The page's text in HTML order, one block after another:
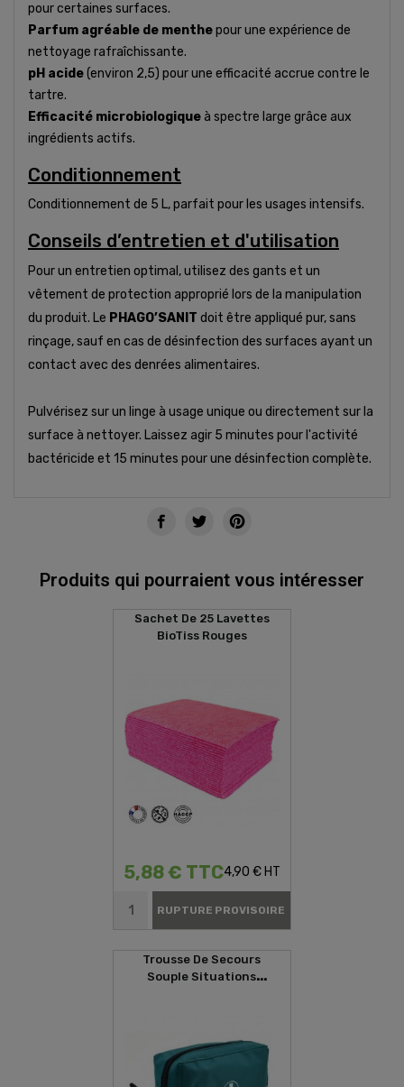
pour certaines surfaces.
Parfum agréable de menthepour une expérience de
nettoyage rafraîchissante.
pH acide(environ 2,5) pour une efficacité accrue contre le
tartre.
Efficacité microbiologiqueà spectre large grâce aux
ingrédients actifs.
Conditionnement
Conditionnement de 5 L, parfait pour les usages intensifs.
Conseils d’entretien et d'utilisation
Pour un entretien optimal, utilisez des gants et un
vêtement de protection approprié lors de la manipulation
du produit. Le PHAGO’SANIT doit être appliqué pur, sans
rinçage, sauf en cas de désinfection des surfaces ayant un
contact avec des denrées alimentaires.
Pulvérisez sur un linge à usage unique ou directement sur la
surface à nettoyer. Laissez agir 5 minutes pour l'activité
bactéricide et 15 minutes pour une désinfection complète.
Produits qui pourraient vous intéresser
Sachet De 25 Lavettes
BioTiss Rouges
5,88 € TTC4,90 € HT
RUPTURE PROVISOIRE
Trousse De Secours
Souple Situations